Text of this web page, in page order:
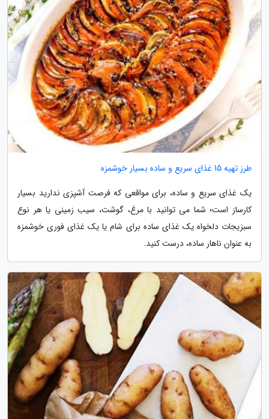
طرز تهیه 15 غذای سریع و ساده بسیار خوشمزه
یک غذای سریع و ساده، برای مواقعی که فرصت آشپزی ندارید بسیار
کارساز است؛ شما می توانید با مرغ، گوشت، سیب زمینی یا هر نوع
سبزیجات دلخواه یک غذای ساده برای شام یا یک غذای فوری خوشمزه
به عنوان ناهار ساده، درست کنید.